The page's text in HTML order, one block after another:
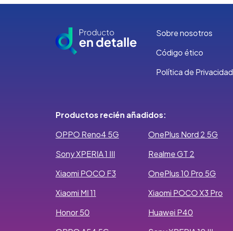
Sobre nosotros
Código ético
Política de Privacidad
Productos recién añadidos:
OPPO Reno4 5G
Sony XPERIA 1 III
Xiaomi POCO F3
Xiaomi MI 11
Honor 50
OnePlus Nord 2 5G
Realme GT 2
OnePlus 10 Pro 5G
Xiaomi POCO X3 Pro
Huawei P40